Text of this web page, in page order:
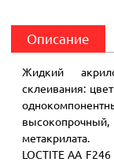
Описание
Жидкий
склеивания:
метакрилата.
LOCTITE AA